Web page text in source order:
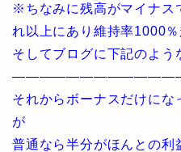
※ちなみに残高がマイナス
れ以上にあり維持率1000
そしてブログに下記のよう
それからボーナスだけにな
が
普通なら半分がほんとの利